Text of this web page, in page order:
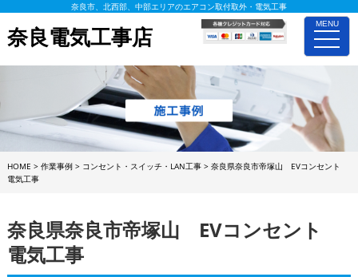
MENU
toggle
奈良市、北西部、中部エリアのエアコン取付取外・電気工事
奈良電気工事店
HOME > 作業事例> コンセント・スイッチ・LAN工事> 奈良県奈良市帝塚山 EVコンセント
電気工事
奈良県奈良市帝塚山 EVコンセント
電気工事